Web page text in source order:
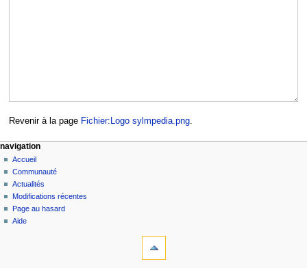
Revenir à la page Fichier:Logo sylmpedia.png.
navigation
Accueil
Communauté
Actualités
Modifications récentes
Page au hasard
Aide